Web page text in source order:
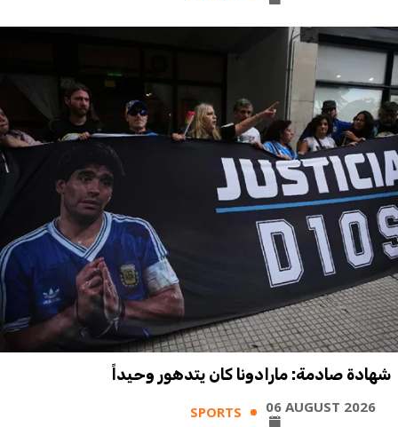
شهادة صادمة: مارادونا كان يتدهور وحيداً
SPORTS 06 AUGUST 2026